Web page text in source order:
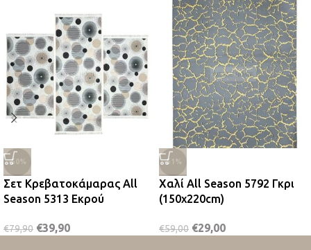
-50%
Σετ Κρεβατοκάμαρας All
Season 5313 Εκρού
€79,90 €39,90
-51%
Χαλί All Season 5792 Γκρι
(150x220cm)
€59,00 €29,00